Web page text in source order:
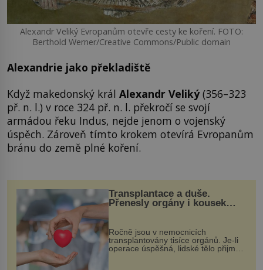
Alexandr Veliký Evropanům otevře cesty ke koření. FOTO:
Berthold Werner/Creative Commons/Public domain
Alexandrie jako překladiště
Když makedonský král Alexandr Veliký(356–323
př. n. l.) v roce 324 př. n. l. překročí se svojí
armádou řeku Indus, nejde jenom o vojenský
úspěch. Zároveň tímto krokem otevírá Evropanům
bránu do země plné koření.
Transplantace a duše.
Přenesly orgány i kousek
Ročně jsou v nemocnicích
transplantovány tisíce orgánů. Je-li
operace úspěšná, lidské tělo přijme